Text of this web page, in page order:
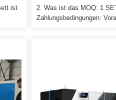
ist
von
in
IPG Laserquelle 1000W-
2. Was ist das MOQ: 1
Zahlungsbedingungen: